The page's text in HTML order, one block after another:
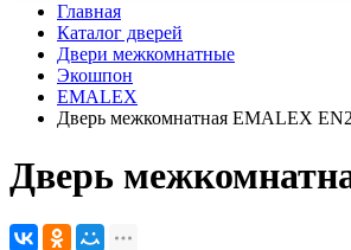
Главная
Каталог дверей
Двери межкомнатные
Экошпон
EMALEX
Дверь межкомнатная EMALEX
Дверь